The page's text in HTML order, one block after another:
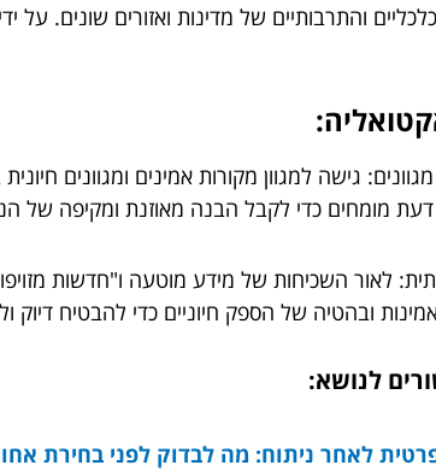
והתרבותיים של מדינות ואזורים שונים.
גישה למגוון מקורות אמינים ומגוונים
דעת מומחים כדי לקבל הבנה מאוזנת ומקיפה של
לאור השכיחות של מידע מוטעה ו"חדשות
ובהטיה של הספק חיוניים כדי להבטיח דיוק
לנושא:
לאחר ניתוח: מה לבדוק לפני בחירת